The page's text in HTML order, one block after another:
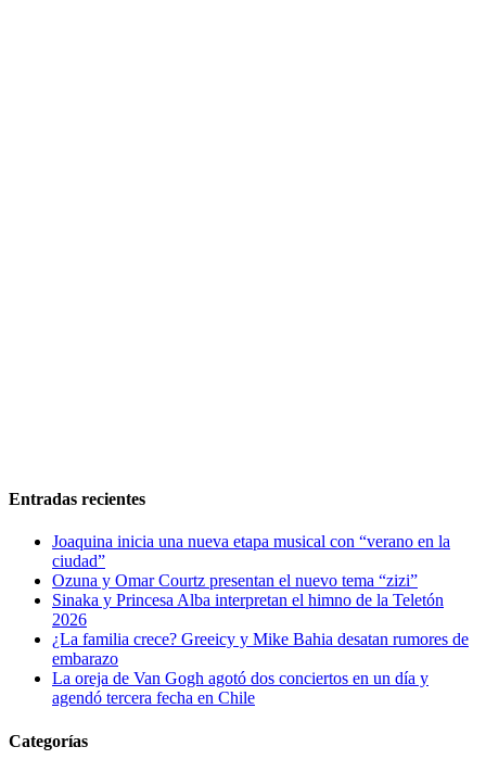
Entradas recientes
Joaquina inicia una nueva etapa musical con “verano en la
ciudad”
Ozuna y Omar Courtz presentan el nuevo tema “zizi”
Sinaka y Princesa Alba interpretan el himno de la Teletón
2026
¿La familia crece? Greeicy y Mike Bahia desatan rumores de
embarazo
La oreja de Van Gogh agotó dos conciertos en un día y
agendó tercera fecha en Chile
Categorías